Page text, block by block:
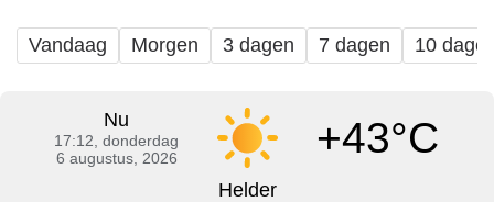
Vandaag Morgen 3 dagen 7 dagen 10
Nu
17:12, donderdag
6 augustus, 2026
+43°C
Helder